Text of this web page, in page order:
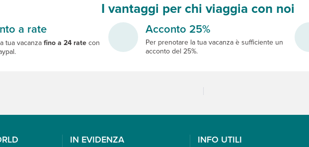
I vantaggi per chi viaggia con noi
a rate
tua vacanza fino a 24 rate con
Acconto 25%
Per prenotare la tua vacanza è sufficiente un
acconto del 25%.
IN EVIDENZA INFO UTILI